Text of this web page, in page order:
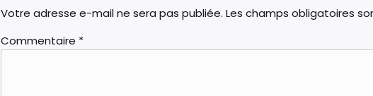
Votre adresse e-mail ne sera pas publiée. Les champs obligatoires
Commentaire *